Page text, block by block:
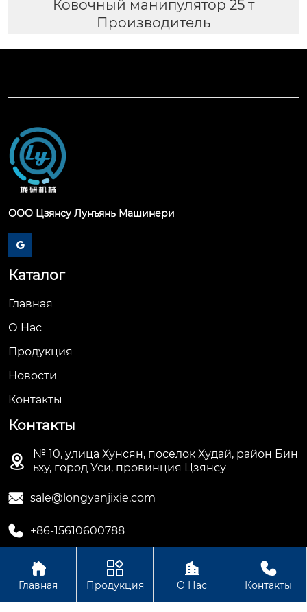
Ковочный манипулятор 25 т
Производитель
ООО Цзянсу Лунъянь Машинери

Каталог
Главная
О Hас
Продукция
Новости
Контакты
Контакты

№ 10, улица Хунсян, поселок Худай, район Бин
ьху, город Уси, провинция Цзянсу
 sale@longyanjixie.com
 +86-15610600788
Авторское право©ООО Цзянсу Лунъянь Машинери

Главная

Продукция

О Нас

Контакты